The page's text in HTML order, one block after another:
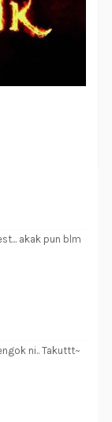
akak pun blm
ni.. Takuttt~